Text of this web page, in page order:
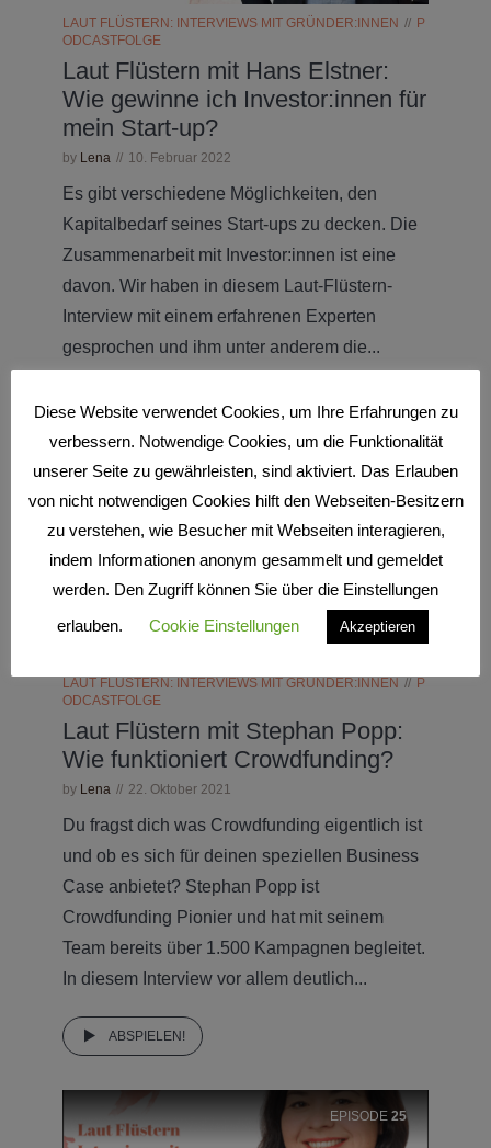
LAUT FLÜSTERN: INTERVIEWS MIT GRÜNDER:INNEN
P
ODCASTFOLGE
Laut Flüstern mit Hans Elstner:
Wie gewinne ich Investor:innen für
mein Start-up?
by Lena 10. Februar 2022
Es gibt verschiedene Möglichkeiten, den
Kapitalbedarf seines Start-ups zu decken. Die
Zusammenarbeit mit Investor:innen ist eine
davon. Wir haben in diesem Laut-Flüstern-
Interview mit einem erfahrenen Experten
gesprochen und ihm unter anderem die...
ABSPIELEN!
LAUT FLÜSTERN: INTERVIEWS MIT GRÜNDER:INNEN
P
ODCASTFOLGE
Laut Flüstern mit Stephan Popp:
Wie funktioniert Crowdfunding?
by Lena 22. Oktober 2021
Du fragst dich was Crowdfunding eigentlich ist
und ob es sich für deinen speziellen Business
Case anbietet? Stephan Popp ist
Crowdfunding Pionier und hat mit seinem
Team bereits über 1.500 Kampagnen begleitet.
In diesem Interview vor allem deutlich...
ABSPIELEN!
EPISODE 25
Diese Website verwendet Cookies, um Ihre Erfahrungen zu
verbessern. Notwendige Cookies, um die Funktionalität
unserer Seite zu gewährleisten, sind aktiviert. Das Erlauben
von nicht notwendigen Cookies hilft den Webseiten-Besitzern
zu verstehen, wie Besucher mit Webseiten interagieren,
indem Informationen anonym gesammelt und gemeldet
werden. Den Zugriff können Sie über die Einstellungen
erlauben.
Cookie Einstellungen Akzeptieren